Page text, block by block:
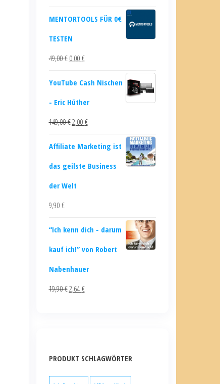
MENTORTOOLS FÜR 0€
TESTEN
49,00€ 0,00 €
YouTube Cash Nischen
- Eric Hüther
149,00€2,00 €
Affiliate Marketing ist
das geilste Business
der Welt
9,90 €
“Ich kenn dich - darum
kauf ich!” von Robert
Nabenhauer
19,90€2,64 €
PRODUKT SCHLAGWÖRTER